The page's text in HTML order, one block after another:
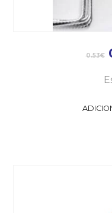
0.53€